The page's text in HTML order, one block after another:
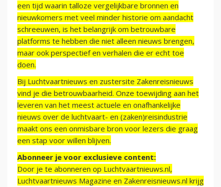
een tijd waarin talloze vergelijkbare bronnen en
nieuwkomers met veel minder historie om aandacht
schreeuwen, is het belangrijk om betrouwbare
platforms te hebben die niet alleen nieuws brengen,
maar ook perspectief en verhalen die er echt toe
doen.
Bij Luchtvaartnieuws en zustersite Zakenreisnieuws
vind je die betrouwbaarheid. Onze toewijding aan het
leveren van het meest actuele en onafhankelijke
nieuws over de luchtvaart- en (zaken)reisindustrie
maakt ons een onmisbare bron voor lezers die graag
een stap voor willen blijven.
Abonneer je voor exclusieve content:
Door je te abonneren op Luchtvaartnieuws.nl,
Luchtvaartnieuws Magazine en Zakenreisnieuws.nl krijg